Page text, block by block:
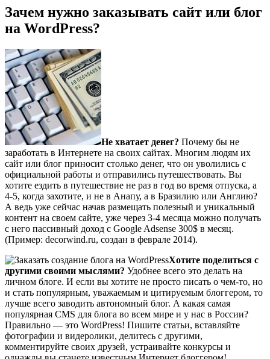
Зачем нужно заказывать сайт или блог
на WordPress?
Не хватает денег? Почему бы не
заработать в Интернете на своих сайтах. Многим людям их
сайт или блог приносит столько денег, что он уволились с
официальной работы и отправились путешествовать. Вы
хотите ездить в путешествие не раз в год во время отпуска, а
4-5, когда захотите, и не в Анапу, а в Бразилию или Англию?
А ведь уже сейчас начав размещать полезный и уникальный
контент на своем сайте, уже через 3-4 месяца можно получать
с него пассивный доход c Google Adsense 300$ в месяц.
(Пример: decorwind.ru, создан в феврале 2014).
Хотите поделиться с
другими своими мыслями? Удобнее всего это делать на
личном блоге. И если вы хотите не просто писать о чем-то, но
и стать популярным, уважаемым и цитируемым блоггером, то
лучше всего заводить автономный блог. А какая самая
популярная CMS для блога во всем мире и у нас в России?
Правильно — это WordPress! Пишите статьи, вставляйте
фотографии и видеролики, делитесь с другими,
комментируйте своих друзей, устраивайте конкурсы и